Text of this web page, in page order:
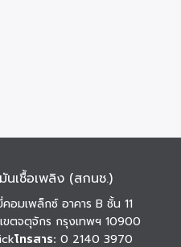
เชื้อเพลิง (สกนช.)
อมเพล็กซ์ อาคาร B ชั้น 11
ตจตุจักร กรุงเทพฯ 10900
โทรสาร: 0 2140 3970